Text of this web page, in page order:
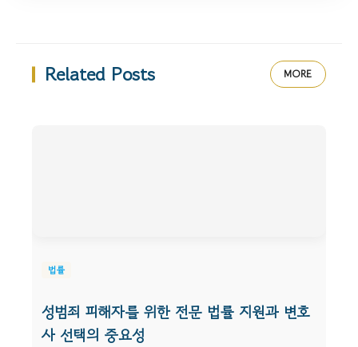
Related Posts MORE
법률
성범죄 피해자를 위한 전문 법률 지원과 변호
사 선택의 중요성